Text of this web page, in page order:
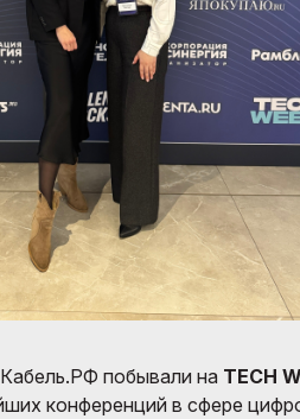
побывали на TECH
конференций в сфере